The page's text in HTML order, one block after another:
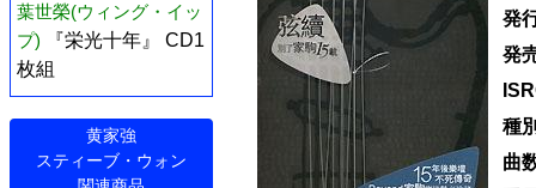
葉世榮(ウィング・イッ
プ)
『栄光十年』 CD1
枚組
黄家強
スティーブ・ウォン
発
発
種
曲